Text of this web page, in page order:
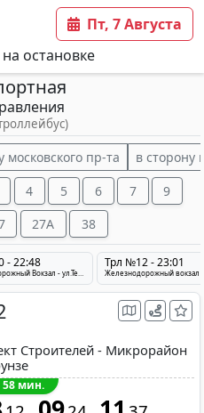
остановке
Пт, 7 Августа
московского пр-та в сторону
4 5 6 7
9
27A 38
- 22:48 Трл №12 - 23:01
Строителей - Микрорайон
58 мин.